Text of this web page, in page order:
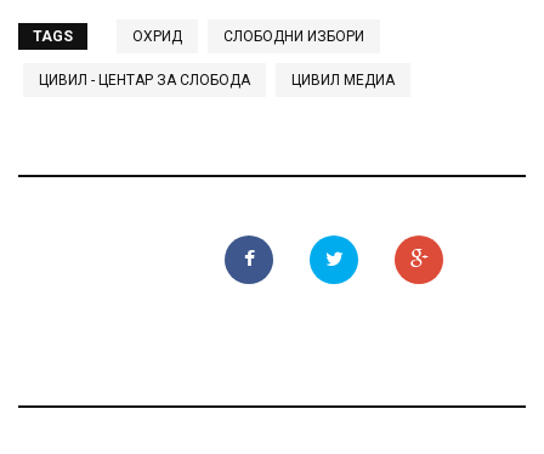
TAGS ОХРИД СЛОБОДНИ ИЗБОРИ
ЦИВИЛ - ЦЕНТАР ЗА СЛОБОДА ЦИВИЛ МЕДИА